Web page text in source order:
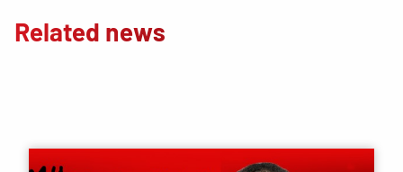
Related news